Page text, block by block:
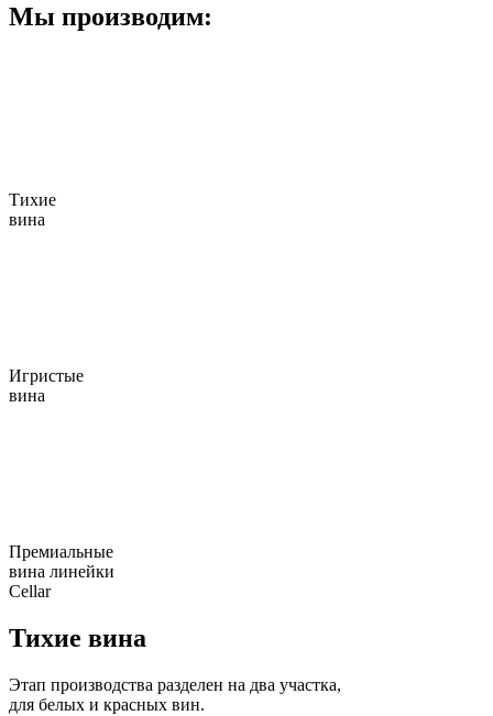
Мы производим:
Тихие
вина
Игристые
вина
Премиальные
вина линейки
Cellar
Тихие вина
Этап производства разделен на два участка,
для белых и красных вин.